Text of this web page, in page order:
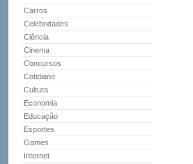
Carros
Celebridades
Ciência
Cinema
Concursos
Cotidiano
Cultura
Economia
Educação
Esportes
Games
Internet